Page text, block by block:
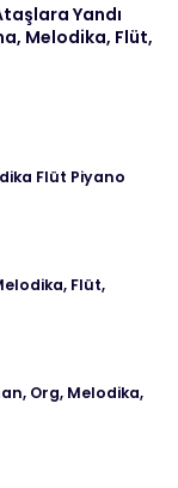
Yandı
Melodika, Flüt,
Flüt Piyano
Flüt,
Org, Melodika,